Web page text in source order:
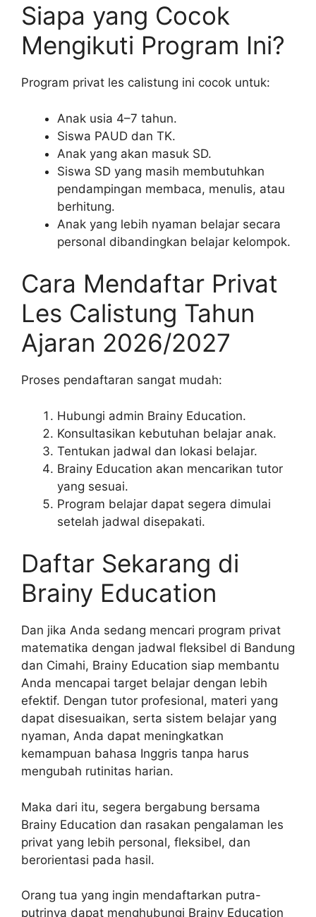
Siapa yang Cocok
Mengikuti Program Ini?
Program privat les calistung ini cocok untuk:
Anak usia 4–7 tahun.
Siswa PAUD dan TK.
Anak yang akan masuk SD.
Siswa SD yang masih membutuhkan
pendampingan membaca, menulis, atau
berhitung.
Anak yang lebih nyaman belajar secara
personal dibandingkan belajar kelompok.
Cara Mendaftar Privat
Les Calistung Tahun
Ajaran 2026/2027
Proses pendaftaran sangat mudah:
Hubungi admin Brainy Education.
Konsultasikan kebutuhan belajar anak.
Tentukan jadwal dan lokasi belajar.
Brainy Education akan mencarikan tutor
yang sesuai.
Program belajar dapat segera dimulai
setelah jadwal disepakati.
Daftar Sekarang di
Brainy Education
Dan jika Anda sedang mencari program privat
matematika dengan jadwal fleksibel di Bandung
dan Cimahi, Brainy Education siap membantu
Anda mencapai target belajar dengan lebih
efektif. Dengan tutor profesional, materi yang
dapat disesuaikan, serta sistem belajar yang
nyaman, Anda dapat meningkatkan
kemampuan bahasa Inggris tanpa harus
mengubah rutinitas harian.
Maka dari itu, segera bergabung bersama
Brainy Education dan rasakan pengalaman les
privat yang lebih personal, fleksibel, dan
berorientasi pada hasil.
Orang tua yang ingin mendaftarkan putra-
putrinya dapat menghubungi Brainy Education